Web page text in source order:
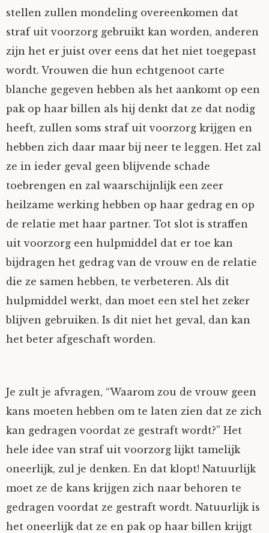
stellen zullen mondeling overeenkomen dat
straf uit voorzorg gebruikt kan worden, anderen
zijn het er juist over eens dat het niet toegepast
wordt. Vrouwen die hun echtgenoot carte
blanche gegeven hebben als het aankomt op een
pak op haar billen als hij denkt dat ze dat nodig
heeft, zullen soms straf uit voorzorg krijgen en
hebben zich daar maar bij neer te leggen. Het zal
ze in ieder geval geen blijvende schade
toebrengen en zal waarschijnlijk een zeer
heilzame werking hebben op haar gedrag en op
de relatie met haar partner. Tot slot is straffen
uit voorzorg een hulpmiddel dat er toe kan
bijdragen het gedrag van de vrouw en de relatie
die ze samen hebben, te verbeteren. Als dit
hulpmiddel werkt, dan moet een stel het zeker
blijven gebruiken. Is dit niet het geval, dan kan
het beter afgeschaft worden.
Je zult je afvragen, “Waarom zou de vrouw geen
kans moeten hebben om te laten zien dat ze zich
kan gedragen voordat ze gestraft wordt?” Het
hele idee van straf uit voorzorg lijkt tamelijk
oneerlijk, zul je denken. En dat klopt! Natuurlijk
moet ze de kans krijgen zich naar behoren te
gedragen voordat ze gestraft wordt. Natuurlijk is
het oneerlijk dat ze en pak op haar billen krijgt